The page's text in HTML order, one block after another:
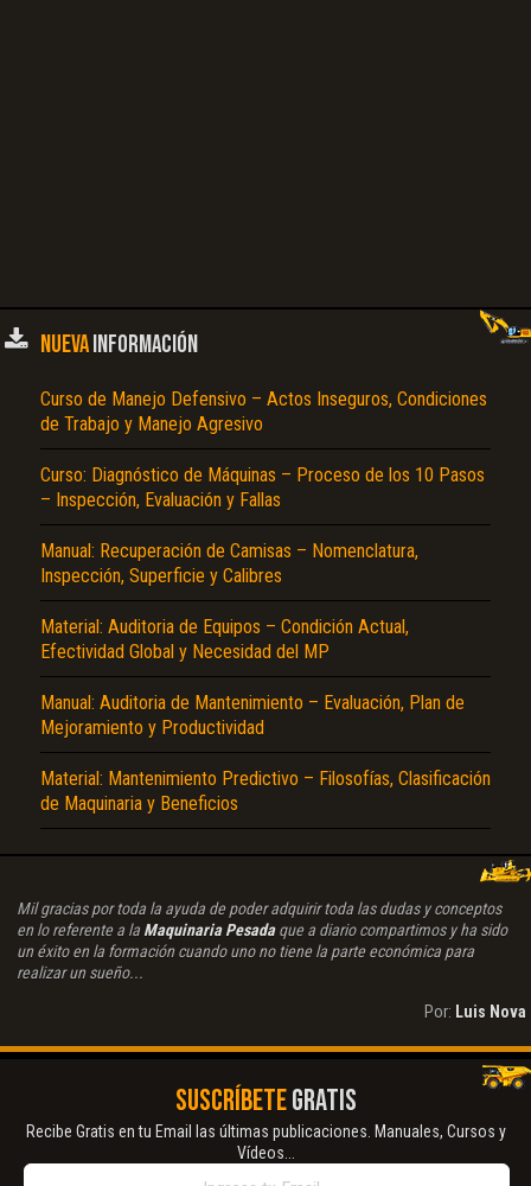
NUEVAINFORMACIÓN
Curso de Manejo Defensivo – Actos Inseguros, Condiciones
de Trabajo y Manejo Agresivo
Curso: Diagnóstico de Máquinas – Proceso de los 10 Pasos
– Inspección, Evaluación y Fallas
Manual: Recuperación de Camisas – Nomenclatura,
Inspección, Superficie y Calibres
Material: Auditoria de Equipos – Condición Actual,
Efectividad Global y Necesidad del MP
Manual: Auditoria de Mantenimiento – Evaluación, Plan de
Mejoramiento y Productividad
Material: Mantenimiento Predictivo – Filosofías, Clasificación
de Maquinaria y Beneficios
Mil gracias por toda la ayuda de poder adquirir toda las dudas y conceptos
en lo referente a la Maquinaria Pesadaque a diario compartimos y ha sido
un éxito en la formación cuando uno no tiene la parte económica para
realizar un sueño...
Por: Luis Nova
SUSCRÍBETEGRATIS
Recibe Gratis en tu Email las últimas publicaciones. Manuales, Cursos y
Vídeos...